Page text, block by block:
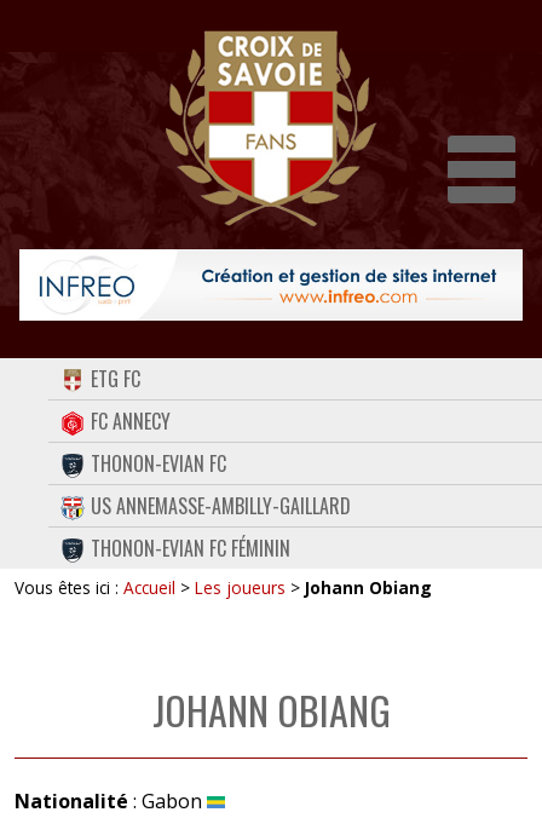
ACCUEIL
FORUM
CONTACT
FACEBOOK
TWITTER
ETG FC
FC ANNECY
THONON-EVIAN FC
US ANNEMASSE-AMBILLY-GAILLARD
THONON-EVIAN FC FÉMININ
Vous êtes ici : Accueil > Les joueurs > Johann Obiang
JOHANN OBIANG
Nationalité : Gabon